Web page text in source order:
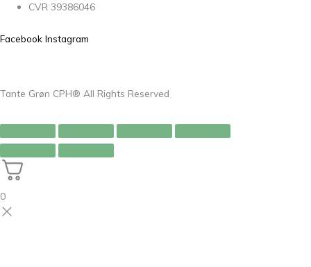
CVR 39386046
Facebook Instagram
Tante Grøn CPH® All Rights Reserved
0